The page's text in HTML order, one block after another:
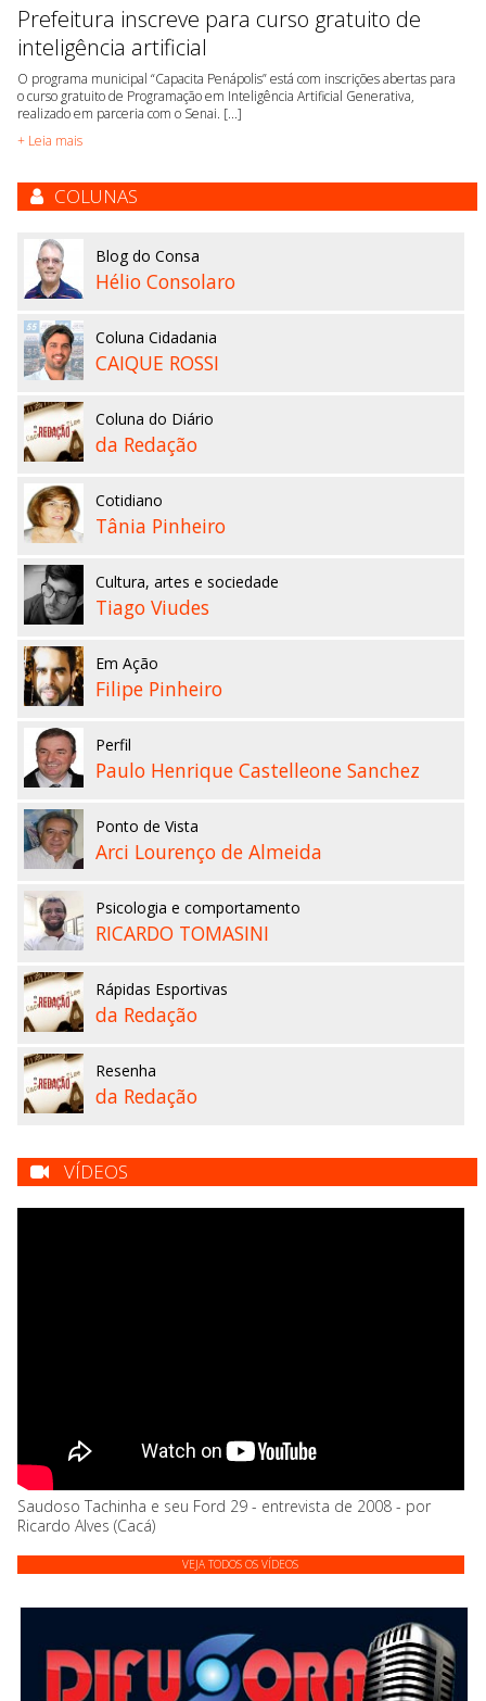
Prefeitura inscreve para curso gratuito de
inteligência artificial
O programa municipal “Capacita Penápolis” está com inscrições abertas para
o curso gratuito de Programação em Inteligência Artificial Generativa,
realizado em parceria com o Senai. [...]
+ Leia mais
COLUNAS
Blog do Consa
Hélio Consolaro
Coluna Cidadania
CAIQUE ROSSI
Coluna do Diário
da Redação
Cotidiano
Tânia Pinheiro
Cultura, artes e sociedade
Tiago Viudes
Em Ação
Filipe Pinheiro
Perfil
Paulo Henrique Castelleone Sanchez
Ponto de Vista
Arci Lourenço de Almeida
Psicologia e comportamento
RICARDO TOMASINI
Rápidas Esportivas
da Redação
Resenha
da Redação
VÍDEOS
Saudoso Tachinha e seu Ford 29 - entrevista de 2008 - por
Ricardo Alves (Cacá)
VEJA TODOS OS VÍDEOS